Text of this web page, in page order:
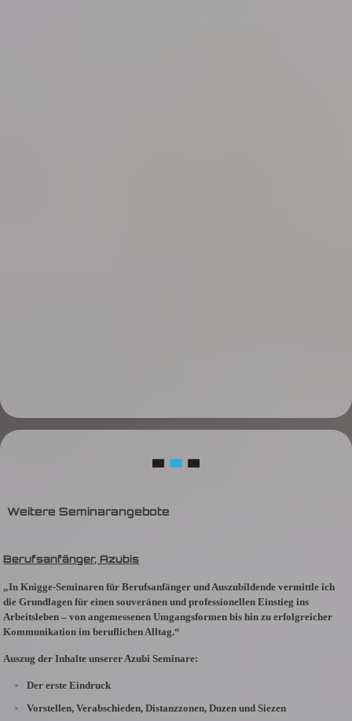
Weitere Seminarangebote
Berufsanfänger, Azubis
„In Knigge-Seminaren für Berufsanfänger und Auszubildende vermittle ich
die Grundlagen für einen souveränen und professionellen Einstieg ins
Arbeitsleben – von angemessenen Umgangsformen bis hin zu erfolgreicher
Kommunikation im beruflichen Alltag.“
Auszug der Inhalte unserer Azubi Seminare:
Der erste Eindruck
Vorstellen, Verabschieden, Distanzzonen, Duzen und Siezen